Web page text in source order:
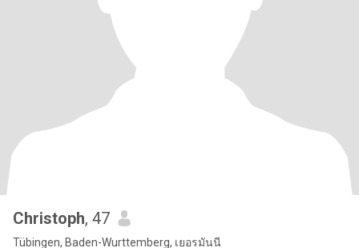
Christoph, 47
Tübingen, Baden-Wurttemberg, เยอรมันนี